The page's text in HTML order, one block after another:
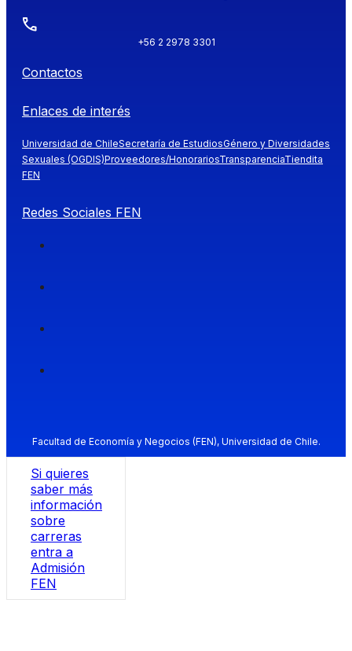
+56 2 2978 3301
Contactos
Enlaces de interés
Universidad de ChileSecretaría de EstudiosGénero y Diversidades
Sexuales (OGDIS)Proveedores/HonorariosTransparenciaTiendita
FEN
Redes Sociales FEN
Facultad de Economía y Negocios (FEN), Universidad de Chile.
Si quieres
saber más
información
sobre
carreras
entra a
Admisión
FEN